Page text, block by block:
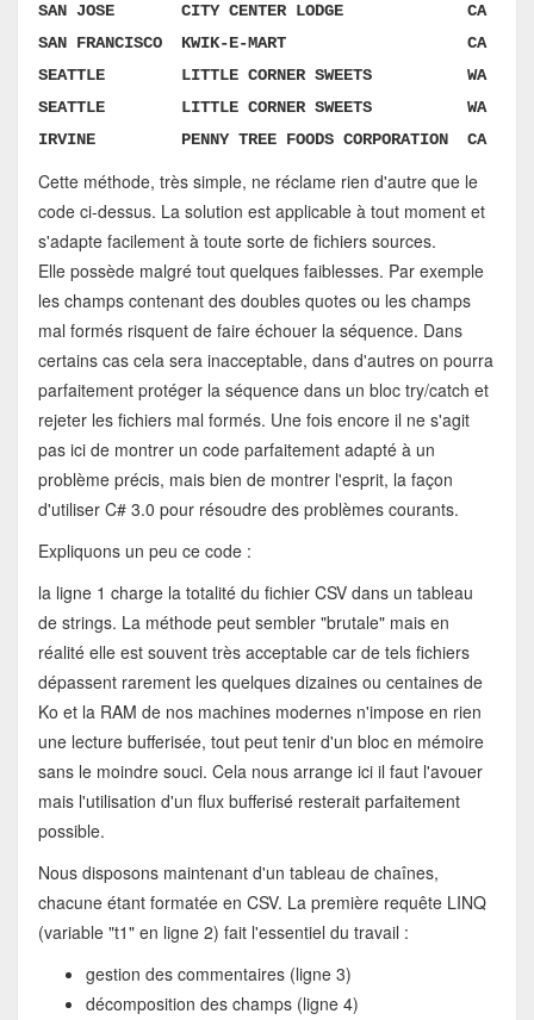
SAN JOSE CITY CENTER LODGE CA
SAN FRANCISCO KWIK-E-MART CA
SEATTLE LITTLE CORNER SWEETS WA
SEATTLE LITTLE CORNER SWEETS WA
IRVINE PENNY TREE FOODS CORPORATION CA
Cette méthode, très simple, ne réclame rien d'autre que le
code ci-dessus. La solution est applicable à tout moment et
s'adapte facilement à toute sorte de fichiers sources.
Elle possède malgré tout quelques faiblesses. Par exemple
les champs contenant des doubles quotes ou les champs
mal formés risquent de faire échouer la séquence. Dans
certains cas cela sera inacceptable, dans d'autres on pourra
parfaitement protéger la séquence dans un bloc try/catch et
rejeter les fichiers mal formés. Une fois encore il ne s'agit
pas ici de montrer un code parfaitement adapté à un
problème précis, mais bien de montrer l'esprit, la façon
d'utiliser C# 3.0 pour résoudre des problèmes courants.
Expliquons un peu ce code :
la ligne 1 charge la totalité du fichier CSV dans un tableau
de strings. La méthode peut sembler "brutale" mais en
réalité elle est souvent très acceptable car de tels fichiers
dépassent rarement les quelques dizaines ou centaines de
Ko et la RAM de nos machines modernes n'impose en rien
une lecture bufferisée, tout peut tenir d'un bloc en mémoire
sans le moindre souci. Cela nous arrange ici il faut l'avouer
mais l'utilisation d'un flux bufferisé resterait parfaitement
possible.
Nous disposons maintenant d'un tableau de chaînes,
chacune étant formatée en CSV. La première requête LINQ
(variable "t1" en ligne 2) fait l'essentiel du travail :
gestion des commentaires (ligne 3)
décomposition des champs (ligne 4)